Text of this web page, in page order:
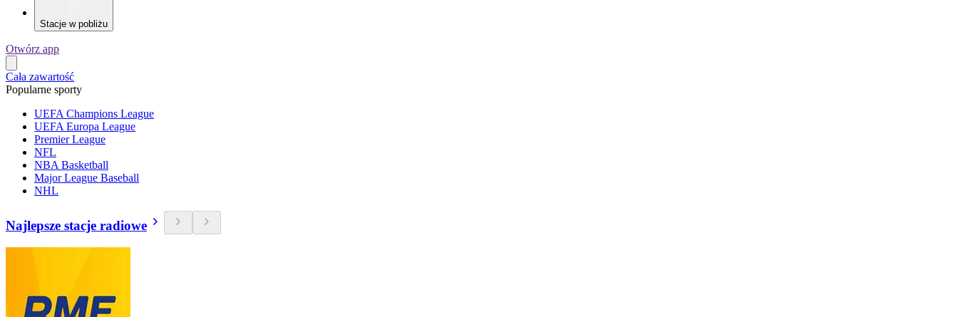
Stacje w pobliżu
Otwórz app
Cała zawartość
Popularne sporty
UEFA Champions League
UEFA Europa League
Premier League
NFL
NBA Basketball
Major League Baseball
NHL
Najlepsze stacje radiowe